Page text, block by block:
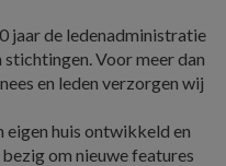
jaar de ledenadministratie
Voor meer dan
en leden verzorgen wij
huis ontwikkeld en
om nieuwe features